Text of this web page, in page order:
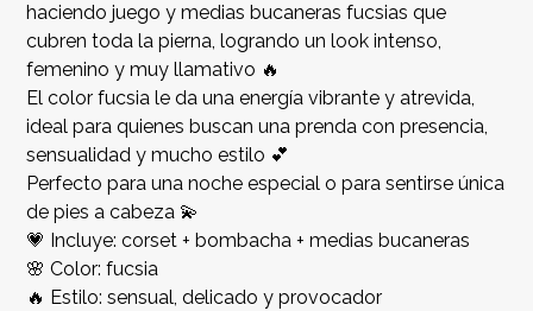
haciendo juego y medias bucaneras fucsias que
cubren toda la pierna, logrando un look intenso,
femenino y muy llamativo 🔥
El color fucsia le da una energía vibrante y atrevida,
ideal para quienes buscan una prenda con presencia,
sensualidad y mucho estilo 💕
Perfecto para una noche especial o para sentirse única
de pies a cabeza 💫
💗 Incluye: corset + bombacha + medias bucaneras
🌸 Color: fucsia
🔥 Estilo: sensual, delicado y provocador